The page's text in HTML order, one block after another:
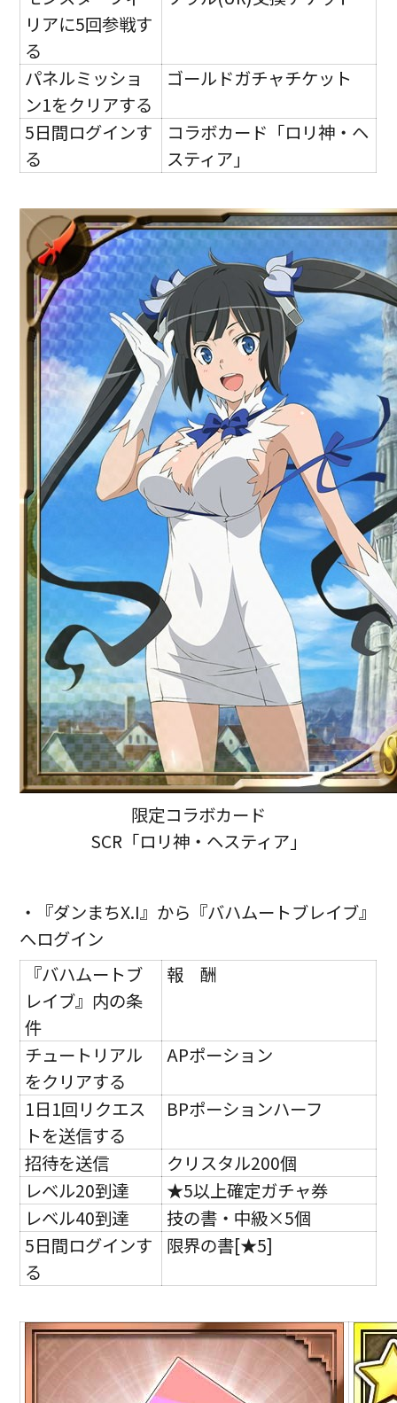
リアに5回参戦す
る
パネルミッショ
ン1をクリアする
ゴールドガチャチケット
5日間ログインす
る
コラボカード「ロリ神・ヘ
スティア」
限定コラボカード
SCR「ロリ神・ヘスティア」
・『ダンまちX.I』から『バハムートブレイブ』
へログイン
『バハムートブ
レイブ』内の条
件
報 酬
チュートリアル
をクリアする
APポーション
1日1回リクエス
トを送信する
BPポーションハーフ
招待を送信
クリスタル200個
レベル20到達
★5以上確定ガチャ券
レベル40到達
技の書・中級×5個
5日間ログインす
る
限界の書[★5]